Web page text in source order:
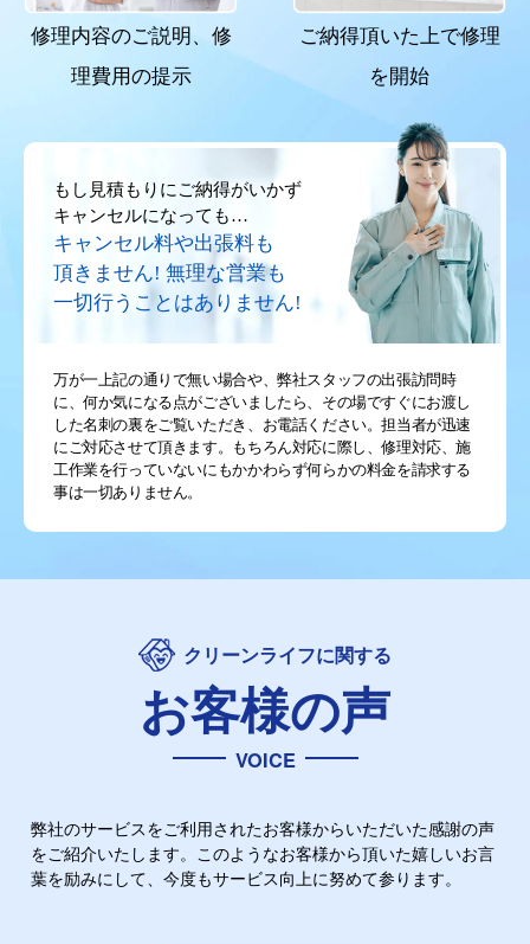
修理内容のご説明、 修
理費用の提示
ご納得頂いた上で修理
を開始
もし見積もりにご納得がいかず
キャンセルになっても…
キャンセル料や出張料も
頂きません! 無理な営業も
一切行うことはありません!
万が一上記の通りで無い場合や、弊社スタッフの出張訪問時
に、何か気になる点がございましたら、その場ですぐにお渡し
した名刺の裏をご覧いただき、お電話ください。担当者が迅速
にご対応させて頂きます。もちろん対応に際し、修理対応、施
工作業を行っていないにもかかわらず何らかの料金を請求する
事は一切ありません。
クリーンライフに関する
お客様の声
VOICE
弊社のサービスをご利用されたお客様からいただいた感謝の声
をご紹介いたします。このようなお客様から頂いた嬉しいお言
葉を励みにして、今度もサービス向上に努めて参ります。